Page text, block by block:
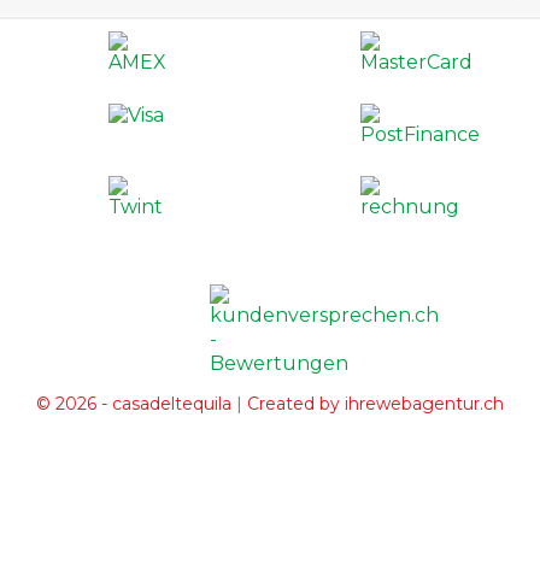
© 2026 - casadeltequila | Created by ihrewebagentur.ch